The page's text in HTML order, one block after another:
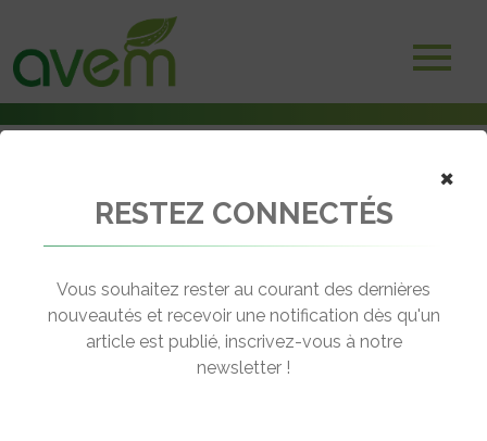
Test de recharge des camions électriques à très haute puissance
← Revenir aux actualités
×
RESTEZ CONNECTÉS
Vous souhaitez rester au courant des dernières
nouveautés et recevoir une notification dès qu'un
article est publié, inscrivez-vous à notre
newsletter !